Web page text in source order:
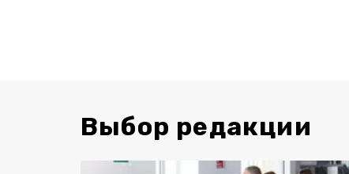
Выбор редакции